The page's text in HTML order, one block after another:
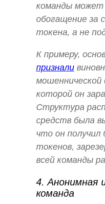
команды
обогащение за
токена, а не
К примеру,
признали
мошеннической
которой он
Структура
средств была
что он
токенов,
всей команды
4. Анонимная
команда